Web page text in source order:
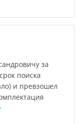
за
поиска
и превзошел